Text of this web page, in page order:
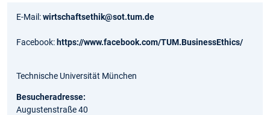
E-Mail:wirtschaftsethik@sot.tum.de
Facebook: https://www.facebook.com/TUM.BusinessEthics/
Technische Universität München
Besucheradresse:
Augustenstraße 40